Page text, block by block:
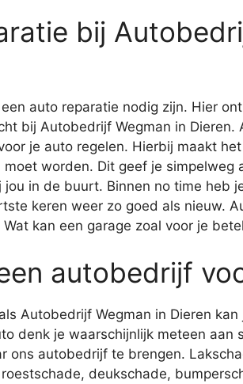
bij
auto reparatie nodig zijn. Hier
bij Autobedrijf Wegman in Dieren.
je auto regelen. Hierbij maakt
worden. Dit geef je simpelweg
jou in de buurt. Binnen no time heb
keren weer zo goed als nieuw.
kan een garage zoal voor je
autobedrijf
Autobedrijf Wegman in Dieren
denk je waarschijnlijk meteen aan
ons autobedrijf te brengen.
deukschade,